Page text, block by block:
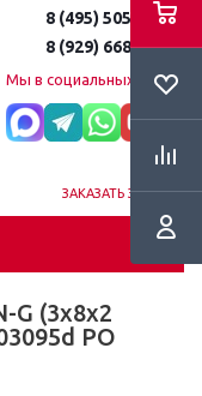
8 (495) 505-51-15
8 (929) 668-95-35
Мы в социальных сетях:
ЗАКАЗАТЬ ЗВОНОК
G (3х8х2
PO